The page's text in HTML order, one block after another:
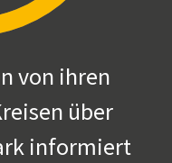
von ihren
über
informiert